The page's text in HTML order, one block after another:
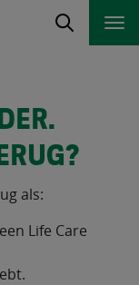
als:
Life Care